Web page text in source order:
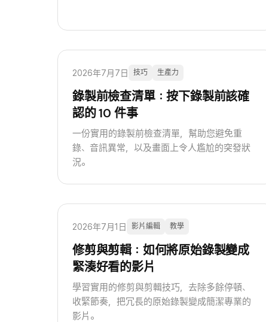
2026年7月7日 技巧 生產力
錄製前檢查清單：按下錄製前該確
認的 10 件事
一份實用的錄製前檢查清單，幫助您避免重
錄、音訊異常，以及畫面上令人尷尬的突發狀
況。
2026年7月1日 影片編輯 教學
修剪與剪輯：如何將原始錄製變成
緊湊好看的影片
學習實用的修剪與剪輯技巧，去除多餘停頓、
收緊節奏，把冗長的原始錄製變成簡潔專業的
影片。